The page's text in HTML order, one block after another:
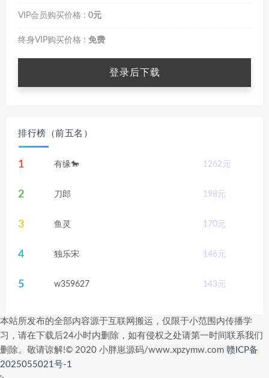
VIP会员购买价格 : 0元
终身VIP购买价格 : 免费
登录后下载
排行榜（前五名）
1 有缘🐎 1262元
2 刀郎 198元
3 鱼灵 170元
4 独乐宋 146元
5 w359627 143元
本站所发布的全部内容源于互联网搬运，仅限于小范围内传播学
习，请在下载后24小时内删除，如有侵权之处请第一时间联系我们
删除。敬请谅解!© 2020 小胖崽源码/www.xpzymw.com 赣ICP备
2025055021号-1